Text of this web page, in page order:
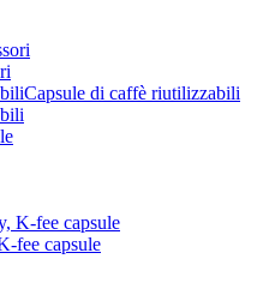
Capsule di caffè riutilizzabili
fee capsule